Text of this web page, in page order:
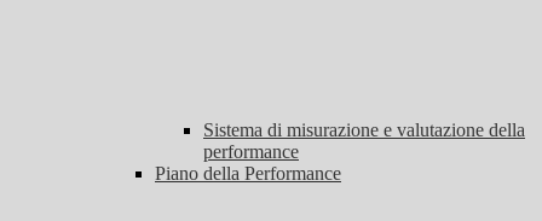
Sistema di misurazione e valutazione della
performance
Piano della Performance